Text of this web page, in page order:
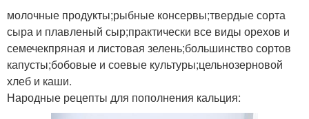
молочные продукты;рыбные консервы;твердые сорта
сыра и плавленый сыр;практически все виды орехов и
семечекпряная и листовая зелень;большинство сортов
капусты;бобовые и соевые культуры;цельнозерновой
хлеб и каши.
Народные рецепты для пополнения кальция: